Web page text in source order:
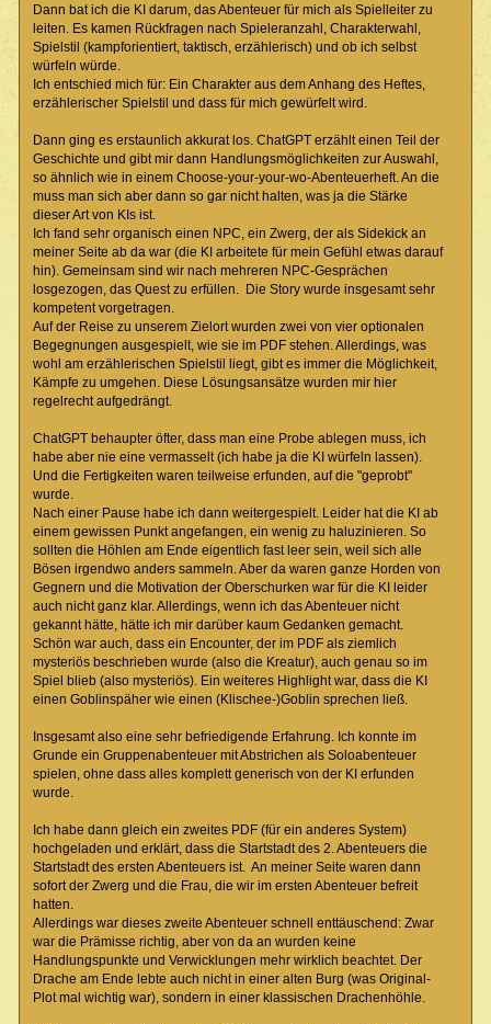
Dann bat ich die KI darum, das Abenteuer für mich als Spielleiter zu
leiten. Es kamen Rückfragen nach Spieleranzahl, Charakterwahl,
Spielstil (kampforientiert, taktisch, erzählerisch) und ob ich selbst
würfeln würde.
Ich entschied mich für: Ein Charakter aus dem Anhang des Heftes,
erzählerischer Spielstil und dass für mich gewürfelt wird.
Dann ging es erstaunlich akkurat los. ChatGPT erzählt einen Teil der
Geschichte und gibt mir dann Handlungsmöglichkeiten zur Auswahl,
so ähnlich wie in einem Choose-your-your-wo-Abenteuerheft. An die
muss man sich aber dann so gar nicht halten, was ja die Stärke
dieser Art von KIs ist.
Ich fand sehr organisch einen NPC, ein Zwerg, der als Sidekick an
meiner Seite ab da war (die KI arbeitete für mein Gefühl etwas darauf
hin). Gemeinsam sind wir nach mehreren NPC-Gesprächen
losgezogen, das Quest zu erfüllen. Die Story wurde insgesamt sehr
kompetent vorgetragen.
Auf der Reise zu unserem Zielort wurden zwei von vier optionalen
Begegnungen ausgespielt, wie sie im PDF stehen. Allerdings, was
wohl am erzählerischen Spielstil liegt, gibt es immer die Möglichkeit,
Kämpfe zu umgehen. Diese Lösungsansätze wurden mir hier
regelrecht aufgedrängt.
ChatGPT behaupter öfter, dass man eine Probe ablegen muss, ich
habe aber nie eine vermasselt (ich habe ja die KI würfeln lassen).
Und die Fertigkeiten waren teilweise erfunden, auf die "geprobt"
wurde.
Nach einer Pause habe ich dann weitergespielt. Leider hat die KI ab
einem gewissen Punkt angefangen, ein wenig zu haluzinieren. So
sollten die Höhlen am Ende eigentlich fast leer sein, weil sich alle
Bösen irgendwo anders sammeln. Aber da waren ganze Horden von
Gegnern und die Motivation der Oberschurken war für die KI leider
auch nicht ganz klar. Allerdings, wenn ich das Abenteuer nicht
gekannt hätte, hätte ich mir darüber kaum Gedanken gemacht.
Schön war auch, dass ein Encounter, der im PDF als ziemlich
mysteriös beschrieben wurde (also die Kreatur), auch genau so im
Spiel blieb (also mysteriös). Ein weiteres Highlight war, dass die KI
einen Goblinspäher wie einen (Klischee-)Goblin sprechen ließ.
Insgesamt also eine sehr befriedigende Erfahrung. Ich konnte im
Grunde ein Gruppenabenteuer mit Abstrichen als Soloabenteuer
spielen, ohne dass alles komplett generisch von der KI erfunden
wurde.
Ich habe dann gleich ein zweites PDF (für ein anderes System)
hochgeladen und erklärt, dass die Startstadt des 2. Abenteuers die
Startstadt des ersten Abenteuers ist. An meiner Seite waren dann
sofort der Zwerg und die Frau, die wir im ersten Abenteuer befreit
hatten.
Allerdings war dieses zweite Abenteuer schnell enttäuschend: Zwar
war die Prämisse richtig, aber von da an wurden keine
Handlungspunkte und Verwicklungen mehr wirklich beachtet. Der
Drache am Ende lebte auch nicht in einer alten Burg (was Original-
Plot mal wichtig war), sondern in einer klassischen Drachenhöhle.